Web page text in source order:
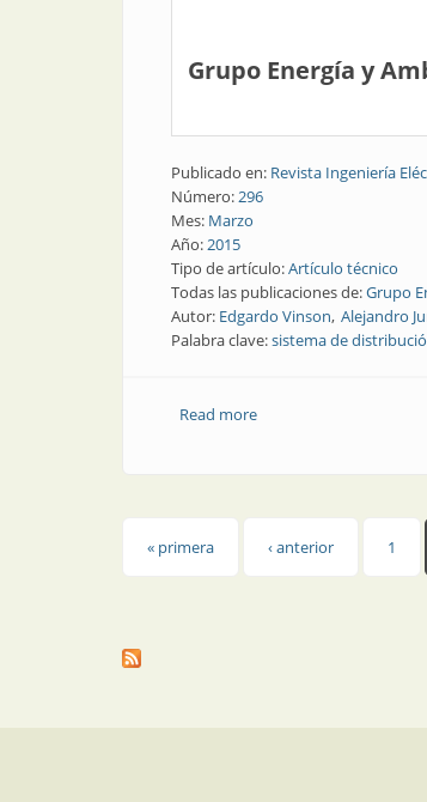
Grupo Energía y
Publicado en: Revista Ingeniería
Número:296
Mes: Marzo
Año:2015
Tipo de artículo:Artículo técnico
Todas las publicaciones de:Grupo
Autor: Edgardo Vinson Alejandro
Palabra clave:sistema de
Read moreabout Revista
Páginas
« primera ‹ anterior 1